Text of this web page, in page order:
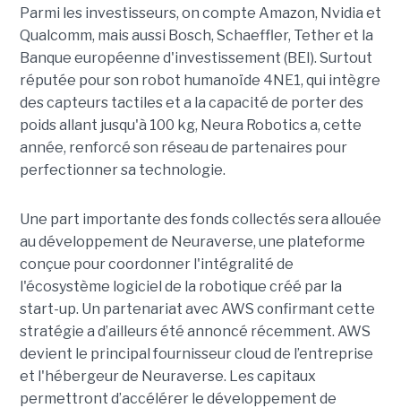
Parmi les investisseurs, on compte Amazon, Nvidia et
Qualcomm, mais aussi Bosch, Schaeffler, Tether et la
Banque européenne d'investissement (BEI). Surtout
réputée pour son robot humanoïde 4NE1, qui intègre
des capteurs tactiles et a la capacité de porter des
poids allant jusqu'à 100 kg, Neura Robotics a, cette
année, renforcé son réseau de partenaires pour
perfectionner sa technologie.
Une part importante des fonds collectés sera allouée
au développement de Neuraverse, une plateforme
conçue pour coordonner l'intégralité de
l'écosystème logiciel de la robotique créé par la
start-up. Un partenariat avec AWS confirmant cette
stratégie a d’ailleurs été annoncé récemment. AWS
devient le principal fournisseur cloud de l’entreprise
et l'hébergeur de Neuraverse. Les capitaux
permettront d’accélérer le développement de